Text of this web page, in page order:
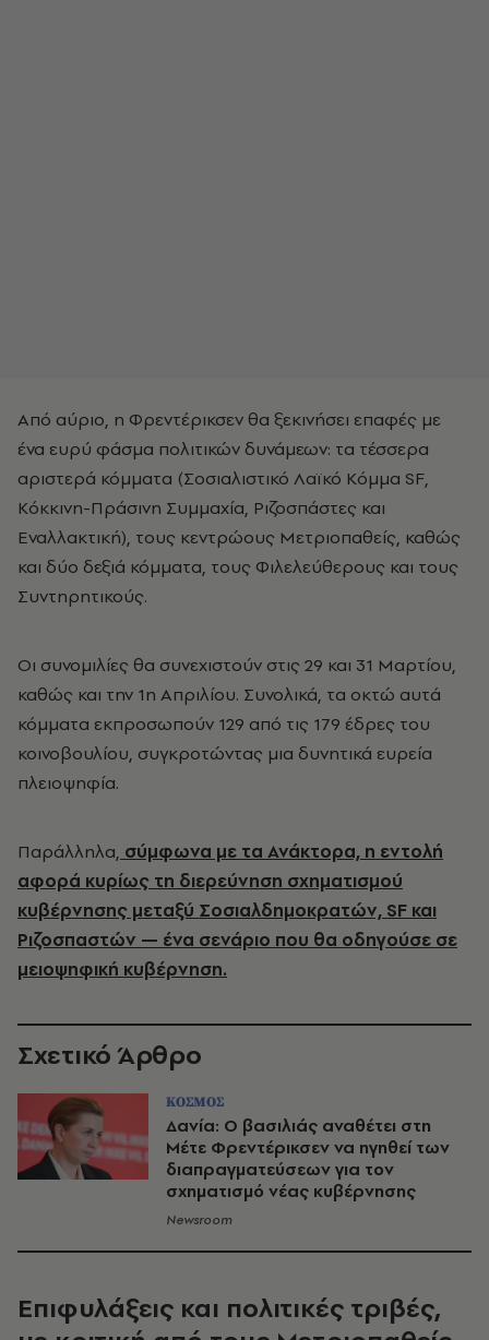
Από αύριο, η Φρεντέρικσεν θα ξεκινήσει επαφές με
ένα ευρύ φάσμα πολιτικών δυνάμεων: τα τέσσερα
αριστερά κόμματα (Σοσιαλιστικό Λαϊκό Κόμμα SF,
Κόκκινη-Πράσινη Συμμαχία, Ριζοσπάστες και
Εναλλακτική), τους κεντρώους Μετριοπαθείς, καθώς
και δύο δεξιά κόμματα, τους Φιλελεύθερους και τους
Συντηρητικούς.
Οι συνομιλίες θα συνεχιστούν στις 29 και 31 Μαρτίου,
καθώς και την 1η Απριλίου. Συνολικά, τα οκτώ αυτά
κόμματα εκπροσωπούν 129 από τις 179 έδρες του
κοινοβουλίου, συγκροτώντας μια δυνητικά ευρεία
πλειοψηφία.
Παράλληλα, σύμφωνα με τα Ανάκτορα, η εντολή
αφορά κυρίως τη διερεύνηση σχηματισμού
κυβέρνησης μεταξύ Σοσιαλδημοκρατών, SF και
Ριζοσπαστών — ένα σενάριο που θα οδηγούσε σε
μειοψηφική κυβέρνηση.
Σχετικό Άρθρο
ΚΟΣΜΟΣ
Δανία: Ο βασιλιάς αναθέτει στη
Μέτε Φρεντέρικσεν να ηγηθεί των
διαπραγματεύσεων για τον
σχηματισμό νέας κυβέρνησης
Newsroom
Επιφυλάξεις και πολιτικές τριβές,